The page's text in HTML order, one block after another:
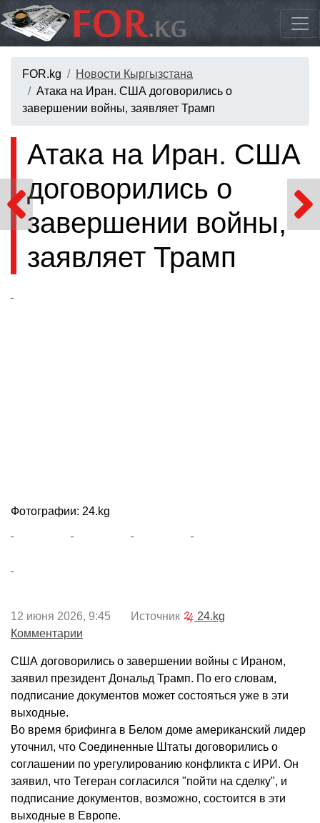
FOR.kg
Новости Кыргызстана
Атака на Иран. США договорились о
завершении войны, заявляет Трамп
Атака на Иран. США
договорились о
завершении войны,
заявляет Трамп
Фотографии: 24.kg
12 июня 2026, 9:45 Источник
24.kg
Комментарии
США договорились о завершении войны с Ираном,
заявил президент Дональд Трамп. По его словам,
подписание документов может состояться уже в эти
выходные.
Во время брифинга в Белом доме американский лидер
уточнил, что Соединенные Штаты договорились о
соглашении по урегулированию конфликта с ИРИ. Он
заявил, что Тегеран согласился "пойти на сделку", и
подписание документов, возможно, состоится в эти
выходные в Европе.